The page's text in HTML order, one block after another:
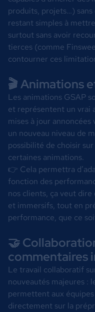
produits, projets…)
restant simples à
surtout sans avoir
tierces (comme
contourner ces
🎬 Animations
Les animations GSAP
et représentent un vrai
mises à jour
un nouveau niveau de
possibilité de choisir
certaines animations.
👉 Cela permettra
fonction des
nos clients, ça veut
et immersifs, tout en
performance, que ce
🤝
commentaires
Le travail collaboratif
nouveautés majeures :
permettent aux
directement sur la